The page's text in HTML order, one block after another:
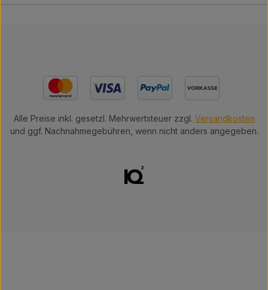
Alle Preise inkl. gesetzl. Mehrwertsteuer zzgl. Versandkosten
und ggf. Nachnahmegebühren, wenn nicht anders angegeben.